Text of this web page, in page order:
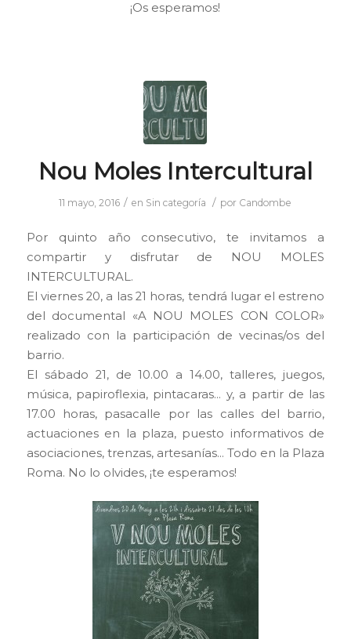
¡Os esperamos!
Nou Moles Intercultural
11 mayo, 2016 / en Sin categoría / por Candombe
Por quinto año consecutivo, te invitamos a
compartir y disfrutar de NOU MOLES
INTERCULTURAL.
El viernes 20, a las 21 horas, tendrá lugar el estreno
del documental «A NOU MOLES CON COLOR»
realizado con la participación de vecinas/os del
barrio.
El sábado 21, de 10.00 a 14.00, talleres, juegos,
música, papiroflexia, pintacaras… y, a partir de las
17.00 horas, pasacalle por las calles del barrio,
actuaciones en la plaza, puesto informativos de
asociaciones, trenzas, artesanías… Todo en la Plaza
Roma. No lo olvides, ¡te esperamos!